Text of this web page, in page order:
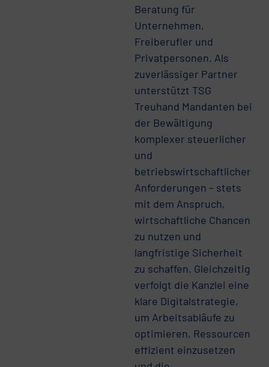
Beratung für
Unternehmen,
Freiberufler und
Privatpersonen. Als
zuverlässiger Partner
unterstützt TSG
Treuhand Mandanten bei
der Bewältigung
komplexer steuerlicher
und
betriebswirtschaftlicher
Anforderungen – stets
mit dem Anspruch,
wirtschaftliche Chancen
zu nutzen und
langfristige Sicherheit
zu schaffen. Gleichzeitig
verfolgt die Kanzlei eine
klare Digitalstrategie,
um Arbeitsabläufe zu
optimieren, Ressourcen
effizient einzusetzen